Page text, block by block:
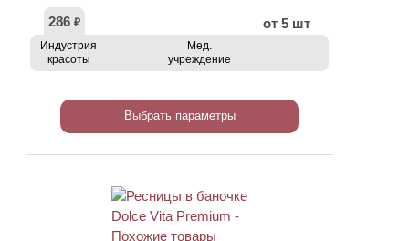
286 ₽ от 5 шт
Индустрия
красоты
Мед.
учреждение
Выбрать параметры